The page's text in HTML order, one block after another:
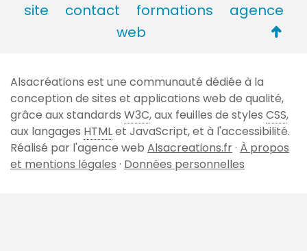
site
contact formations
agence
web
de
page
Alsacréations est une communauté dédiée à la
conception de sites et applications web de qualité,
grâce aux standards W3C, aux feuilles de styles CSS,
aux langages HTMLet JavaScript, et à l'accessibilité.
Réalisé par l'agence web Alsacreations.fr· À propos
et mentions légales · Données personnelles